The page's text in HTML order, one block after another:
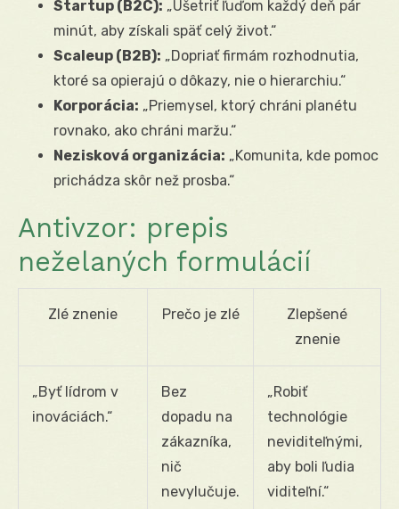
Startup (B2C): „Ušetriť ľuďom každý deň pár
minút, aby získali späť celý život.“
Scaleup (B2B): „Dopriať firmám rozhodnutia,
ktoré sa opierajú o dôkazy, nie o hierarchiu.“
Korporácia: „Priemysel, ktorý chráni planétu
rovnako, ako chráni maržu.“
Nezisková organizácia: „Komunita, kde pomoc
prichádza skôr než prosba.“
Antivzor: prepis
neželaných formulácií
Zlé znenie Prečo je zlé
Zlepšené
znenie
„Byť lídrom v
inováciách.“
Bez
dopadu na
zákazníka,
nič
nevylučuje.
„Robiť
technológie
neviditeľnými,
aby boli ľudia
viditeľní.“